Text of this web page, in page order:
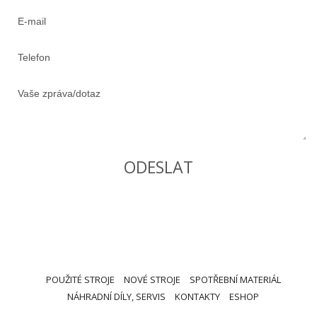
POUŽITÉ STROJE NOVÉ STROJE
SPOTŘEBNÍ MATERIÁL
NÁHRADNÍ DÍLY, SERVIS
KONTAKTY ESHOP